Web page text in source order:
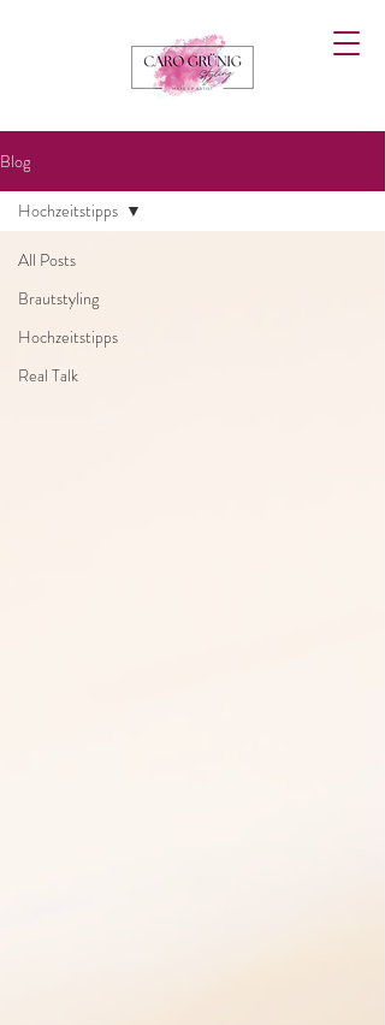
Blog
All Posts
Brautstyling
Hochzeitstipps
Real Talk
Hochzeitstipps